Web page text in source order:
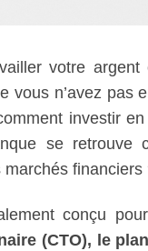
votre
vous n’avez pas
investir
se retrouve
financiers
conçu
(CTO), le